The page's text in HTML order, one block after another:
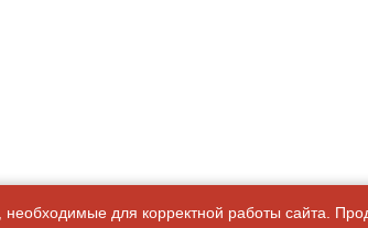
для корректной работы сайта.